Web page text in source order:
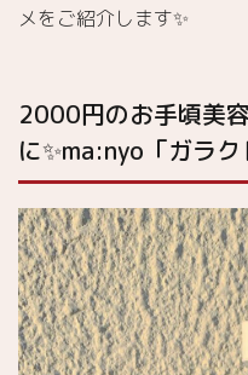
メをご紹介します✨
2000円のお手頃美
に✨ma:nyo「ガラク